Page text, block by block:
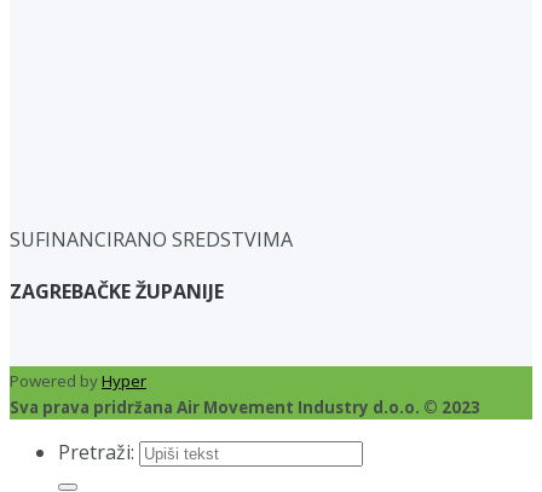
SUFINANCIRANO SREDSTVIMA
ZAGREBAČKE ŽUPANIJE
Powered byHyper
Sva prava pridržana Air Movement Industry d.o.o. © 2023
Pretraži: